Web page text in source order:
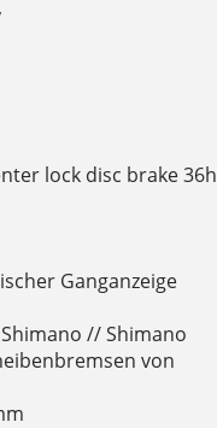
lock disc brake 36h
Ganganzeige
// Shimano
von